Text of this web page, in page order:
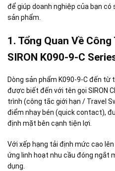
để giúp doanh nghiệp của bạn
sản phẩm.
1. Tổng Quan Về
SIRON K090-9-C
Dòng sản phẩm K090-9-C đến từ
được biết đến với tên gọi SIRON
trình (công tắc giới hạn / Travel
điểm nhạy bén (quick contact),
định mặt bên cạnh tiện lợi.
Với xếp hạng tải định mức cao
ứng linh hoạt nhu cầu đóng ngắt
dụng.